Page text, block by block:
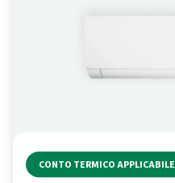
CONTO TERMICO APPLICABILE